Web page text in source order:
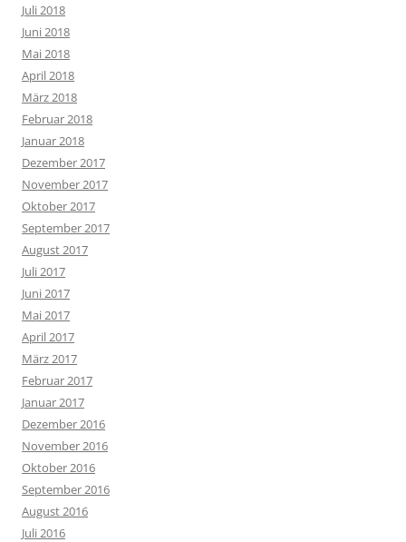
Juli 2018
Juni 2018
Mai 2018
April 2018
März 2018
Februar 2018
Januar 2018
Dezember 2017
November 2017
Oktober 2017
September 2017
August 2017
Juli 2017
Juni 2017
Mai 2017
April 2017
März 2017
Februar 2017
Januar 2017
Dezember 2016
November 2016
Oktober 2016
September 2016
August 2016
Juli 2016